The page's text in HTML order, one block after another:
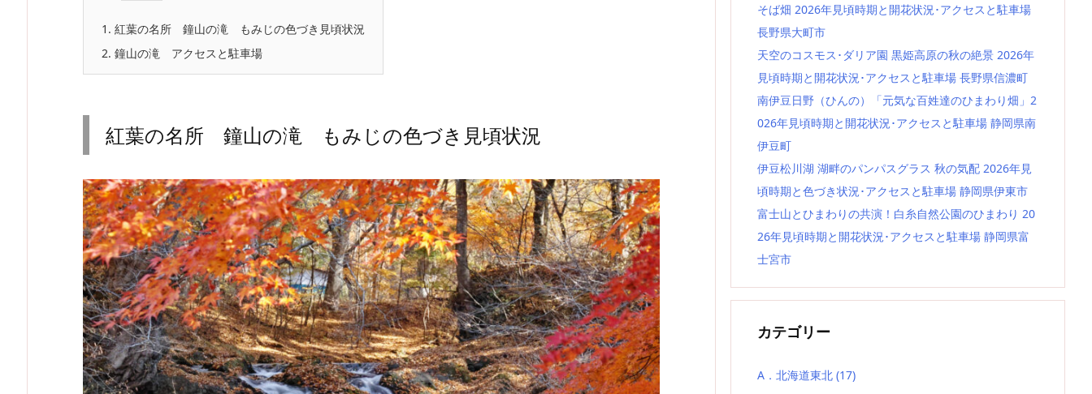
1. 紅葉の名所 鐘山の滝 もみじの色づき見頃状況
2. 鐘山の滝 アクセスと駐車場
紅葉の名所 鐘山の滝 もみじの色づき見頃状況
そば畑 2026年見頃時期と開花状況･アクセスと駐車場
長野県大町市
天空のコスモス･ダリア園 黒姫高原の秋の絶景 2026年
見頃時期と開花状況･アクセスと駐車場 長野県信濃町
南伊豆日野（ひんの）「元気な百姓達のひまわり畑」2
026年見頃時期と開花状況･アクセスと駐車場 静岡県南
伊豆町
伊豆松川湖 湖畔のパンパスグラス 秋の気配 2026年見
頃時期と色づき状況･アクセスと駐車場 静岡県伊東市
富士山とひまわりの共演！白糸自然公園のひまわり 20
26年見頃時期と開花状況･アクセスと駐車場 静岡県富
士宮市
カテゴリー
A．北海道東北 (17)